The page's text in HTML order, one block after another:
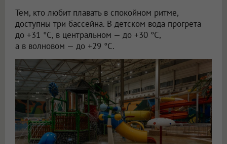
Тем, кто любит плавать в спокойном ритме,
доступны три бассейна. В детском вода прогрета
до +31 °C, в центральном — до +30 °C,
а в волновом — до +29 °C.